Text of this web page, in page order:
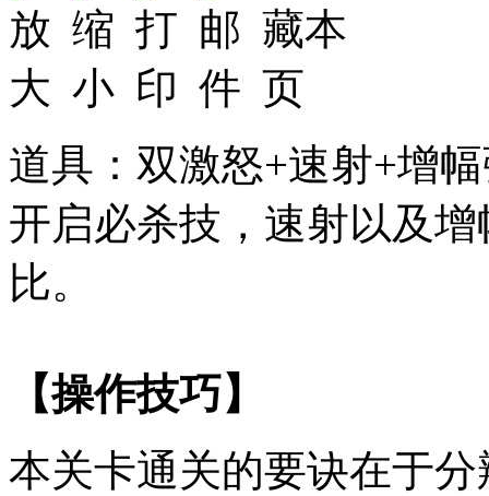
道具：双激怒+速射+增
开启必杀技，速射以及
比。
【操作技巧】
本关卡通关的要诀在于